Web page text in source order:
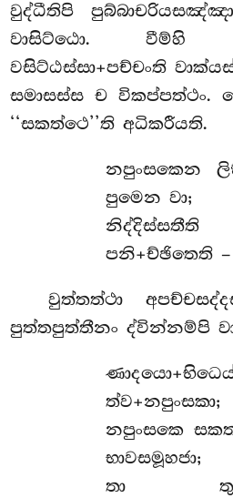
වුද්ධීතිපි
වාසිට්ඨො. වීම්හි
වසිට්ඨස්සා+පච්චංති
සමාසස්ස ච විකප්පත්ථං.
‘‘සකත්ථෙ’’ති අධිකරීයති.
නපුංසකෙන
පුමෙන වා;
නිද්දිස්සතීති
පනි+ච්ඡිතෙති –
වුත්තත්ථා
පුත්තපුත්තීනං ද්වින්නම්පි
ත්ව+නපුංසකා;
නපුංසකෙ
භාවසමූහජා;
තා